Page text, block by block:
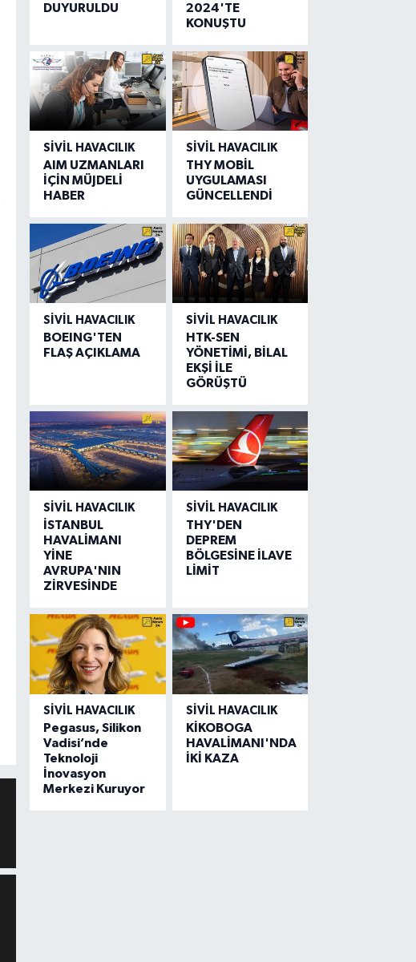
DUYURULDU
2024'TE
KONUŞTU
SIVIL HAVACILIK
AIM UZMANLARI
İÇİN MÜJDELİ
HABER
SIVIL HAVACILIK
THY MOBİL
UYGULAMASI
GÜNCELLENDİ
SIVIL HAVACILIK
BOEING'TEN
FLAŞ AÇIKLAMA
SIVIL HAVACILIK
HTK-SEN
YÖNETİMİ, BİLAL
EKŞİ İLE
GÖRÜŞTÜ
SIVIL HAVACILIK
İSTANBUL
HAVALİMANI
YİNE
AVRUPA'NIN
ZİRVESİNDE
SIVIL HAVACILIK
THY'DEN
DEPREM
BÖLGESİNE İLAVE
LİMİT
SIVIL HAVACILIK
Pegasus, Silikon
Vadisi’nde
Teknoloji
İnovasyon
Merkezi Kuruyor
SIVIL HAVACILIK
KİKOBOGA
HAVALİMANI'NDA
İKİ KAZA